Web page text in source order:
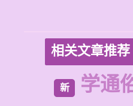
相关文章推荐
新 学通